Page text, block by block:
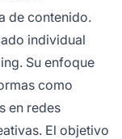
de contenido.
individual
Su enfoque
como
en redes
El objetivo